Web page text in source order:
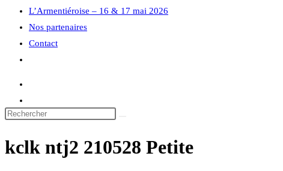
L’Armentiéroise – 16 & 17 mai 2026
Nos partenaires
Contact
kclk ntj2 210528 Petite